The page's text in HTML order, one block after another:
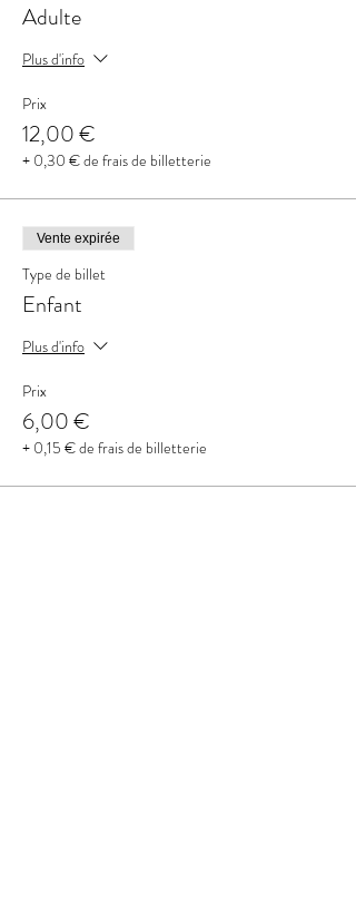
Adulte
Plus d'info
Prix
12,00 €
+ 0,30 € de frais de billetterie
Vente expirée
Type de billet
Enfant
Plus d'info
Prix
6,00 €
+ 0,15 € de frais de billetterie